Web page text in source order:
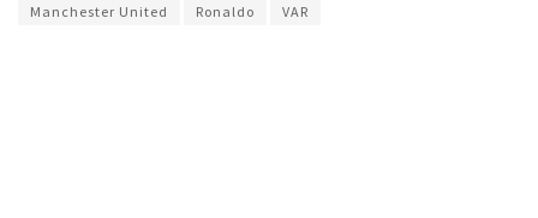
Manchester United
Ronaldo VAR